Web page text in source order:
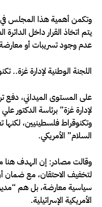
وتكمن أهمية هذا المجلس في
يتم اتخاذ القرار داخل
عدم وجود تسريبات أو
اللجنة الوطنية لإدارة غزة..
على المستوى الميداني، دفع
لإدارة غزة” برئاسة الدكتور
وتكنوقراط فلسطينيين،
السلام” الأمريكي.
وقالت مصادر: إن الهدف هنا
لتخفيف الاحتقان، مع ضمان
سياسية معارضة، بل هم
الأمريكية الإسرائيلية.